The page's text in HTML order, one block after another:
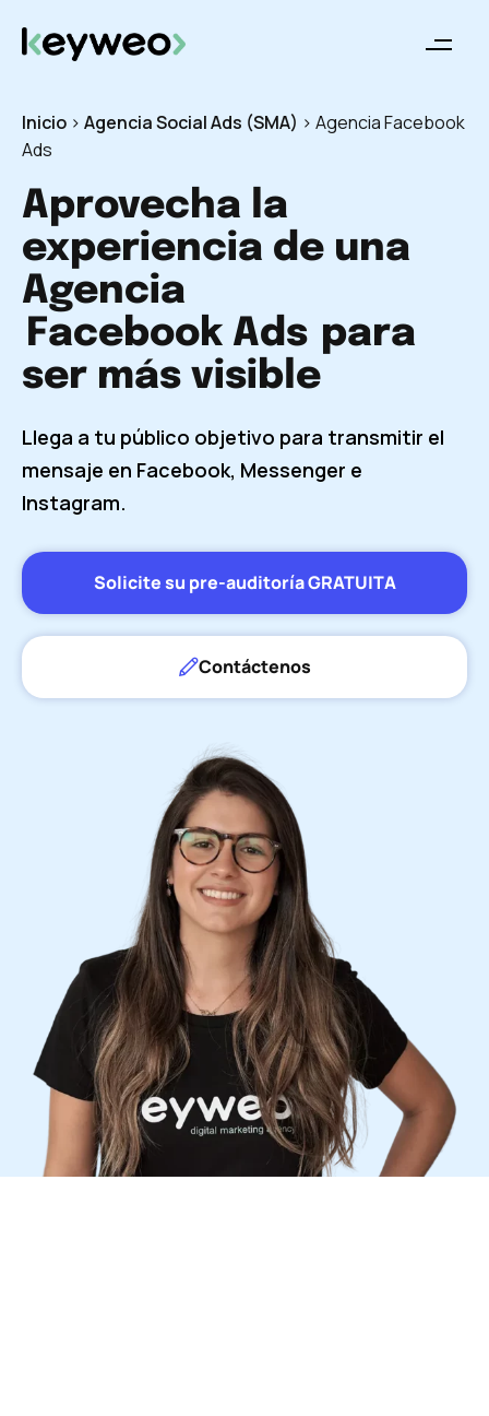
Inicio > Agencia Social Ads (SMA) > Agencia Facebook
Ads
Aprovecha la
experiencia de una
Agencia
Facebook Ads para
ser más visible
Llega a tu público objetivo para transmitir el
mensaje en Facebook, Messenger e
Instagram.
Solicite su pre-auditoría GRATUITA
Contáctenos